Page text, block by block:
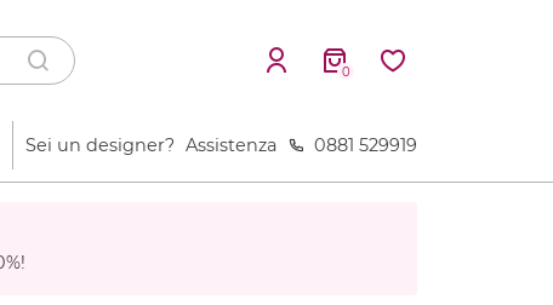
0
Sei un designer? Assistenza 0881 529919